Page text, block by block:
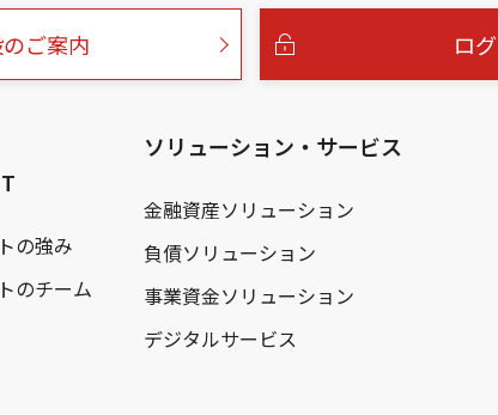
ご案内 ロ
の強み
のチーム
ソリューション・サービス
金融資産ソリューション
負債ソリューション
事業資金ソリューション
デジタルサービス